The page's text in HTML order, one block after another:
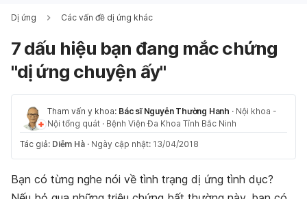
Dị ứng Các vấn đề dị ứng khác
7 dấu hiệu bạn đang mắc chứng
"dị ứng chuyện ấy"
Tham vấn y khoa: Bác sĩ Nguyễn Thường Hanh · Nội khoa -
Nội tổng quát · Bệnh Viện Đa Khoa Tỉnh Bắc Ninh
Tác giả: Diễm Hà · Ngày cập nhật: 13/04/2018
Bạn có từng nghe nói về tình trạng dị ứng tình dục?